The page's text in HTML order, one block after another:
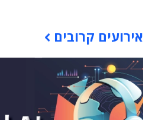
אירועים קרובים